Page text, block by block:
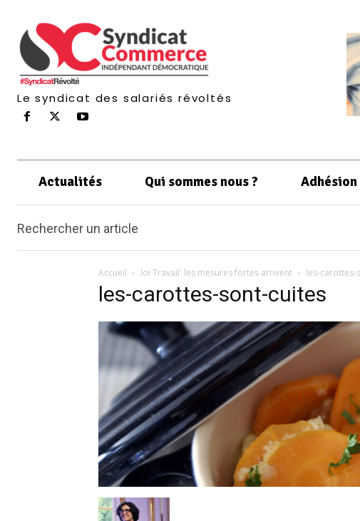
Le syndicat des salariés révoltés
Actualités Qui sommes nous ?
Rechercher un article
Accueil loi Travail: les mesures fortes arrivent les-carottes-
les-carottes-sont-cuites